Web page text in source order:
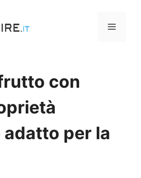
MENU
con
per la